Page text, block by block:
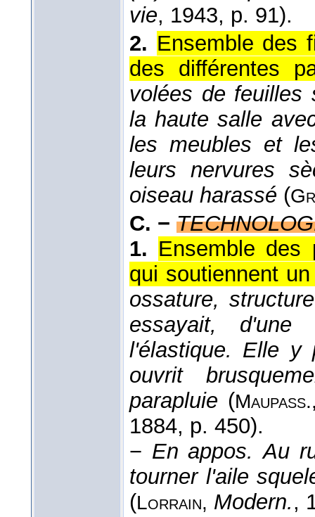
vie, 1943, p. 91).
2. Ensemble des
des différentes
volées de feuilles
la haute salle
les meubles et
leurs nervures
oiseau harassé (
C. −
1. Ensemble des
qui soutiennent
ossature,
essayait, d'une
l'élastique. Elle y
ouvrit
parapluie (Maupass.
1884, p. 450).
− En appos. Au
tourner l'aile
(Lorrain, Modern.,